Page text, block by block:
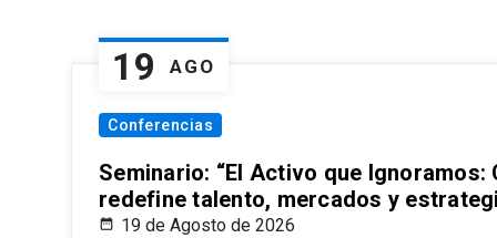
19 AGO
Conferencias
Seminario: “El Activo que
redefine talento, mercados y
19 de Agosto de 2026